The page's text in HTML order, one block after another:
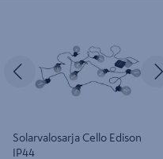
Edellinen
Solarvalosarja Cello Edison
IP44